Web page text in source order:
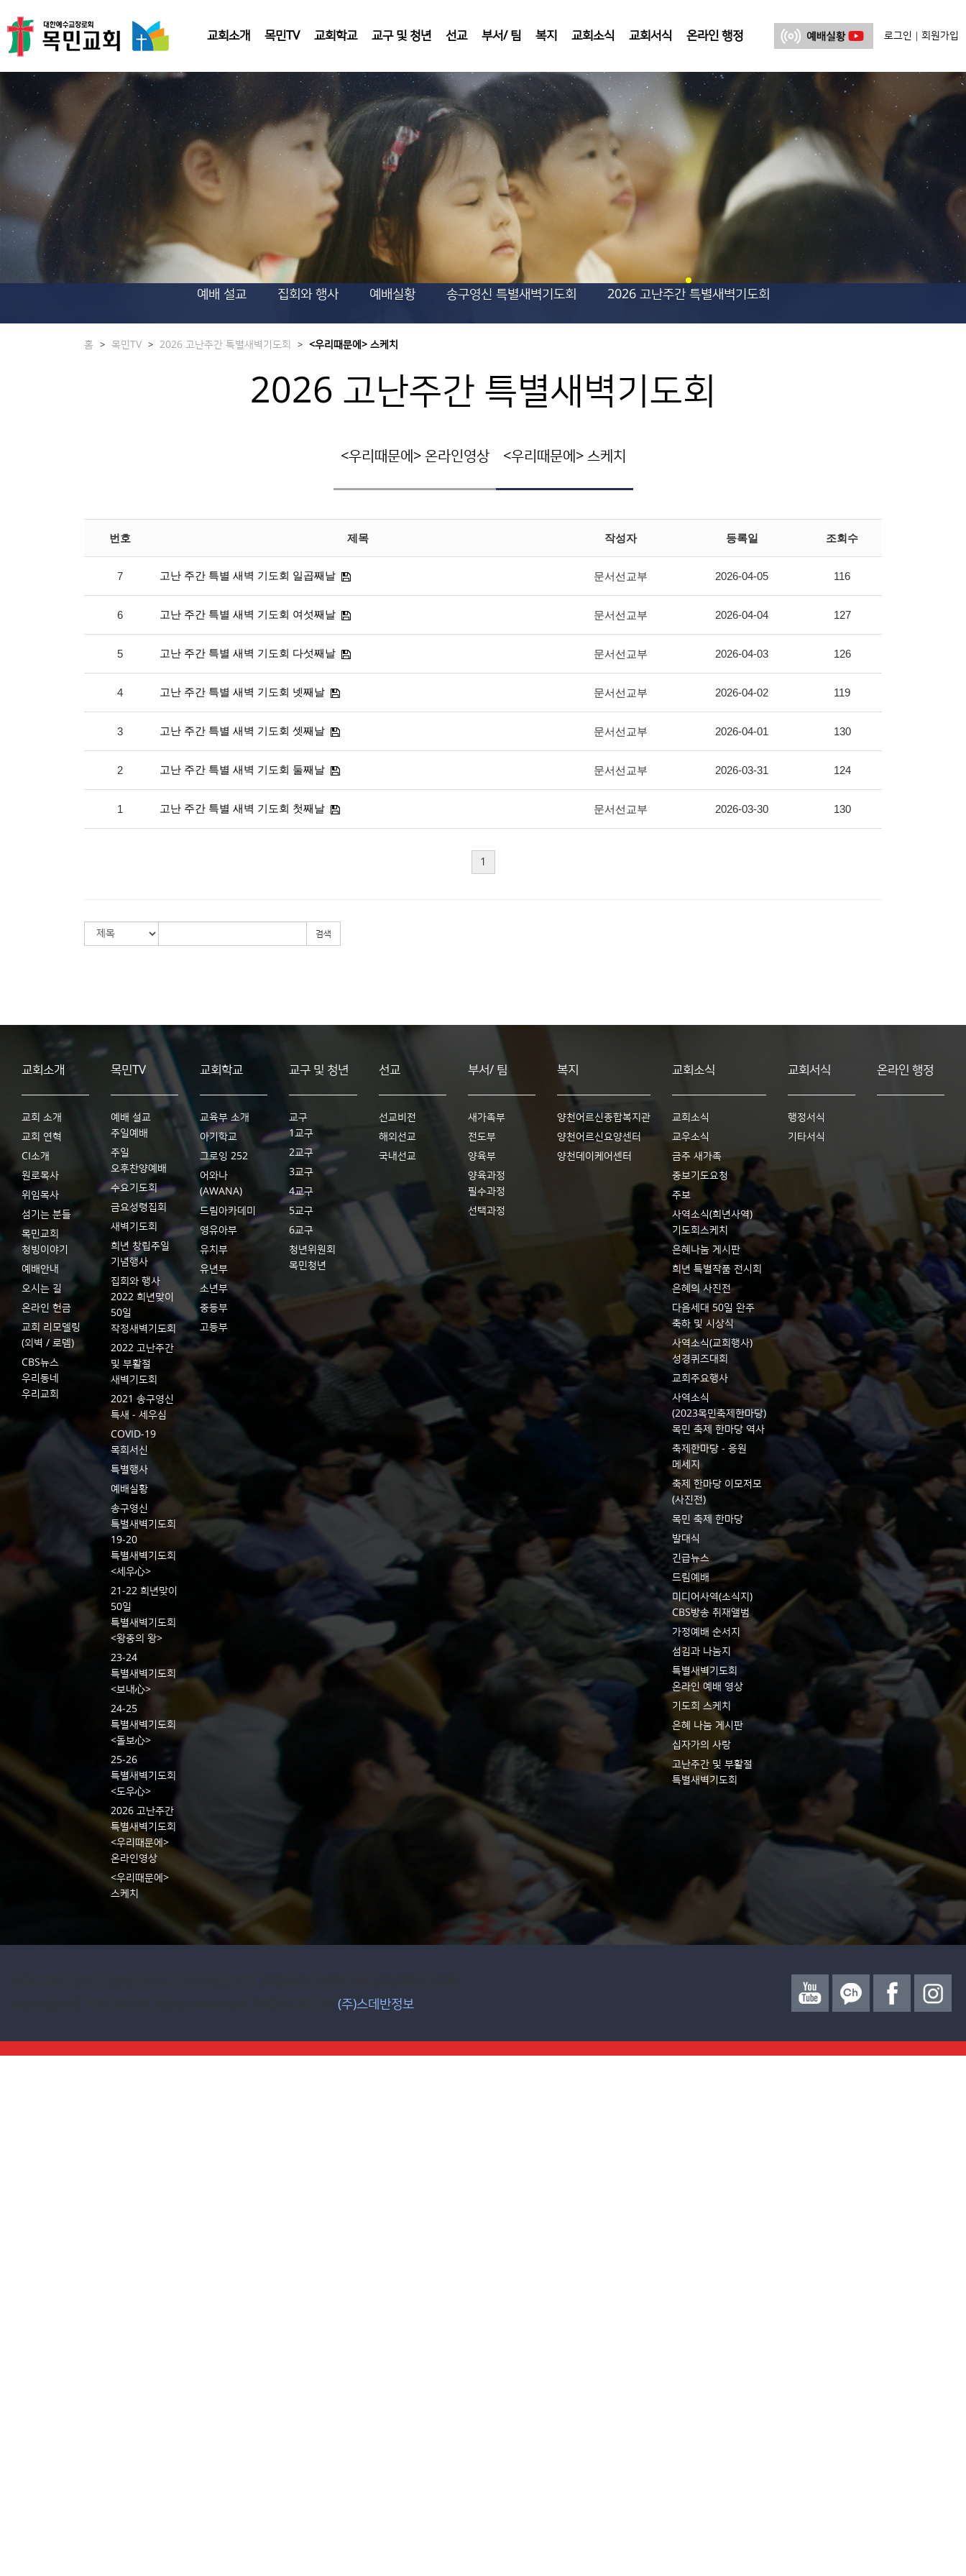
교회소개 목민TV 교회학교 교구 및 청년 선교 부서/ 팀 복지 교회소식 교회서식 온라인 행정 로그인 회원가입
예배 설교 집회와 행사 예배실황 송구영신 특별새벽기도회 2026 고난주간 특별새벽기도회
홈 > 목민TV > 2026 고난주간 특별새벽기도회 > <우리때문에> 스케치
2026 고난주간 특별새벽기도회
<우리때문에> 온라인영상 <우리때문에> 스케치
번호 제목 작성자 등록일 조회수
7 고난 주간 특별 새벽 기도회 일곱째날 문서선교부 2026-04-05 116
6 고난 주간 특별 새벽 기도회 여섯째날 문서선교부 2026-04-04 127
5 고난 주간 특별 새벽 기도회 다섯째날 문서선교부 2026-04-03 126
4 고난 주간 특별 새벽 기도회 넷째날 문서선교부 2026-04-02 119
3 고난 주간 특별 새벽 기도회 셋째날 문서선교부 2026-04-01 130
2 고난 주간 특별 새벽 기도회 둘째날 문서선교부 2026-03-31 124
1 고난 주간 특별 새벽 기도회 첫째날 문서선교부 2026-03-30 130
1
검색
교회소개
교회 소개
교회 연혁
CI소개
원로목사
위임목사
섬기는 분들
목민교회
청빙이야기
예배안내
오시는 길
온라인 헌금
교회 리모델링
(외벽 / 로뎀)
CBS뉴스
우리동네
우리교회
목민TV
예배 설교
주일예배
주일
오후찬양예배
수요기도회
금요성령집회
새벽기도회
희년 창립주일
기념행사
집회와 행사
2022 희년맞이
50일
작정새벽기도회
2022 고난주간
및 부활절
새벽기도회
2021 송구영신
특새 - 세우심
COVID-19
목회서신
특별행사
예배실황
송구영신
특별새벽기도회
19-20
특별새벽기도회
<세우心>
21-22 희년맞이
50일
특별새벽기도회
<왕중의 왕>
23-24
특별새벽기도회
<보내心>
24-25
특별새벽기도회
<돌보心>
25-26
특별새벽기도회
<도우心>
2026 고난주간
특별새벽기도회
<우리때문에>
온라인영상
<우리때문에>
스케치
교회학교
교육부 소개
아기학교
그로잉 252
어와나
(AWANA)
드림아카데미
영유아부
유치부
유년부
소년부
중등부
고등부
교구 및 청년
교구
1교구
2교구
3교구
4교구
5교구
6교구
청년위원회
목민청년
선교
선교비전
해외선교
국내선교
부서/ 팀
새가족부
전도부
양육부
양육과정
필수과정
선택과정
복지
양천어르신종합복지관
양천어르신요양센터
양천데이케어센터
교회소식
교회소식
교우소식
금주 새가족
중보기도요청
주보
사역소식(희년사역)
기도회스케치
은혜나눔 게시판
희년 특별작품 전시회
은혜의 사진전
다음세대 50일 완주
축하 및 시상식
사역소식(교회행사)
성경퀴즈대회
교회주요행사
사역소식
(2023목민축제한마당)
목민 축제 한마당 역사
축제한마당 - 응원
메세지
축제 한마당 이모저모
(사진전)
목민 축제 한마당
발대식
긴급뉴스
드림예배
미디어사역(소식지)
CBS방송 취재앨범
가정예배 순서지
섬김과 나눔지
특별새벽기도회
온라인 예배 영상
기도회 스케치
은혜 나눔 게시판
십자가의 사랑
고난주간 및 부활절
특별새벽기도회
교회서식
행정서식
기타서식
온라인 행정
(주)스데반정보